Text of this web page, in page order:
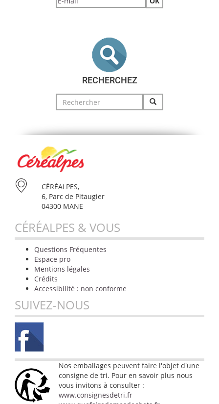
RECHERCHEZ
Search
for:
CÉRÉALPES,
6, Parc de Pitaugier
04300 MANE
CÉRÉALPES & VOUS
Questions Fréquentes
Espace pro
Mentions légales
Crédits
Accessibilité : non conforme
SUIVEZ-NOUS
Nos emballages peuvent faire l'objet d'une
consigne de tri. Pour en savoir plus nous
vous invitons à consulter :
www.consignesdetri.fr